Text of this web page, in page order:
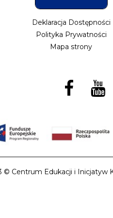
Deklaracja Dostępności
Polityka Prywatności
Mapa strony
© Centrum Edukacji i Inicjatyw